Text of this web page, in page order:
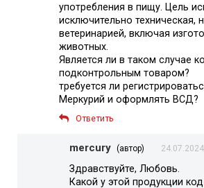
употребления в пищу. Цель
исключительно техническая,
ветеринарией, включая
животных.
Является ли в таком случае
подконтрольным товаром?
требуется ли
Меркурий и оформлять ВСД?
Ответить
mercury (автор)
Здравствуйте, Любовь.
Какой у этой продукции